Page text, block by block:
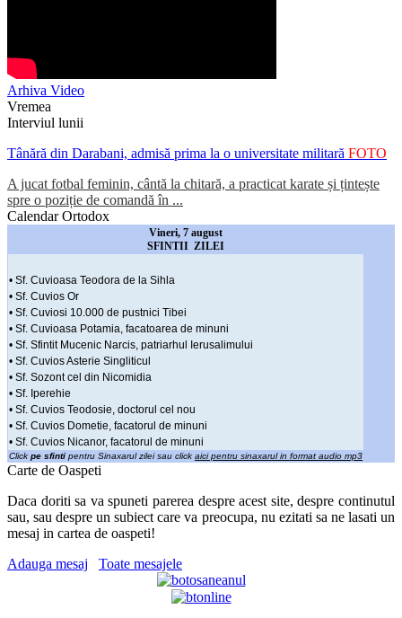
Arhiva Video
Vremea
Interviul lunii
Tânără din Darabani, admisă prima la o universitate militară FOTO
A jucat fotbal feminin, cântă la chitară, a practicat karate și țintește
spre o poziție de comandă în ...
Calendar Ortodox
Vineri, 7 august
SFINTII ZILEI
• Sf. Cuvioasa Teodora de la Sihla
• Sf. Cuvios Or
• Sf. Cuviosi 10.000 de pustnici Tibei
• Sf. Cuvioasa Potamia, facatoarea de minuni
• Sf. Sfintit Mucenic Narcis, patriarhul Ierusalimului
• Sf. Cuvios Asterie Singliticul
• Sf. Sozont cel din Nicomidia
• Sf. Iperehie
• Sf. Cuvios Teodosie, doctorul cel nou
• Sf. Cuvios Dometie, facatorul de minuni
• Sf. Cuvios Nicanor, facatorul de minuni
Click pe sfinti pentru Sinaxarul zilei sau click aici pentru sinaxarul in format audio mp3
Carte de Oaspeti
Daca doriti sa va spuneti parerea despre acest site, despre continutul
sau, sau despre un subiect care va preocupa, nu ezitati sa ne lasati un
mesaj in cartea de oaspeti!
Adauga mesaj
Toate mesajele